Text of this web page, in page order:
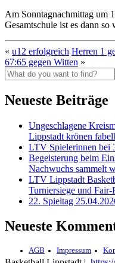
Am Sonntagnachmittag um
Gesamtschule ist es dann
« u12 erfolgreich Herren 1
67:65 gegen Witten »
Neueste Beiträge
Ungeschlagene
Lippstadt krönen
LTV Spielerinnen bei
Begeisterung beim
Nachwuchs sammelt
LTV Lippstadt
Turniersiege und
22. Spieltag
Neueste
AGB Impressum